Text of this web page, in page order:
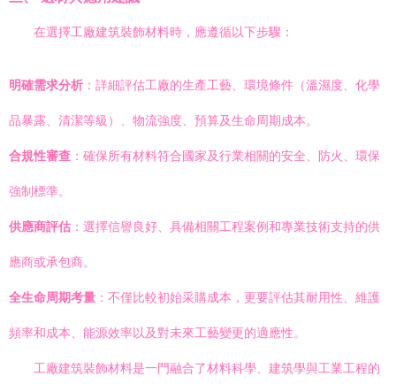
在選擇工廠建筑裝飾材料時，應遵循以下步驟：
明確需求分析 ：詳細評估工廠的生產工藝、環境條件（溫濕度、化學
品暴露、清潔等級）、物流強度、預算及生命周期成本。
合規性審查 ：確保所有材料符合國家及行業相關的安全、防火、環保
強制標準。
供應商評估 ：選擇信譽良好、具備相關工程案例和專業技術支持的供
應商或承包商。
全生命周期考量 ：不僅比較初始采購成本，更要評估其耐用性、維護
頻率和成本、能源效率以及對未來工藝變更的適應性。
工廠建筑裝飾材料是一門融合了材料科學、建筑學與工業工程的